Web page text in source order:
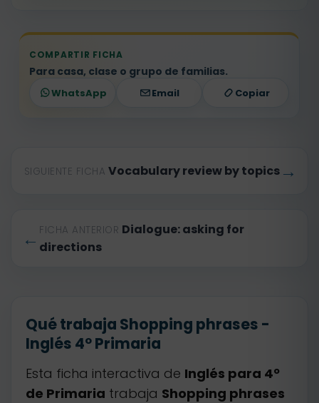
COMPARTIR FICHA
Para casa, clase o grupo de familias.
WhatsApp Email Copiar
← FICHA ANTERIOR Dialogue: asking for
directions
SIGUIENTE FICHA Vocabulary review by topics →
Qué trabaja Shopping phrases -
Inglés 4º Primaria
Esta ficha interactiva de Inglés para 4º
de Primaria trabaja Shopping phrases